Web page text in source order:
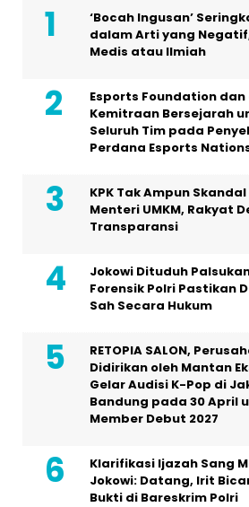
‘Bocah Ingusan’
dalam Arti yang
Medis atau Ilmiah
Esports Foundation
Kemitraan Bersejarah
Seluruh Tim pada
Perdana Esports
KPK Tak Ampun
Menteri UMKM, Rakyat
Transparansi
Jokowi Dituduh
Forensik Polri Pastikan
Sah Secara Hukum
RETOPIA SALON,
Didirikan oleh Mantan
Gelar Audisi K-Pop di
Bandung pada 30 April
Member Debut 2027
Klarifikasi Ijazah Sang
Jokowi: Datang, Irit
Bukti di Bareskrim Polri